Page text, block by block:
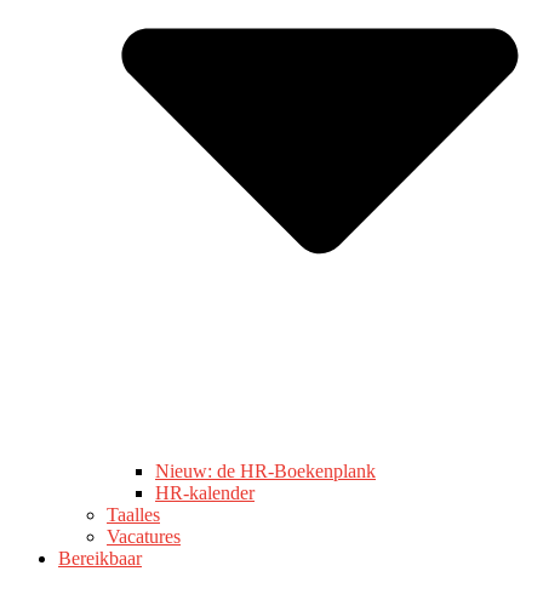
Nieuw: de HR-Boekenplank
HR-kalender
Taalles
Vacatures
Bereikbaar